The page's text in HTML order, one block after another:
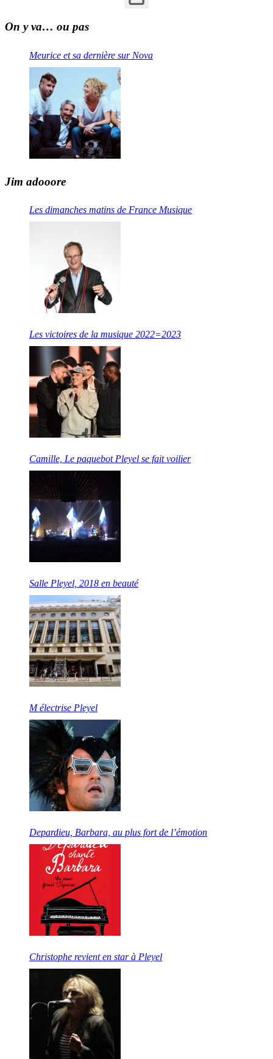
On y va… ou pas
Meurice et sa dernière sur Nova
Jim adooore
Les dimanches matins de France Musique
Les victoires de la musique 2022=2023
Camille, Le paquebot Pleyel se fait voilier
Salle Pleyel, 2018 en beauté
M électrise Pleyel
Depardieu, Barbara, au plus fort de l’émotion
Christophe revient en star à Pleyel